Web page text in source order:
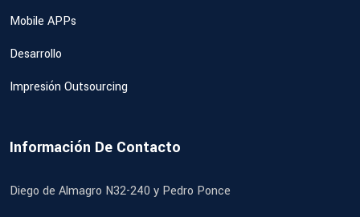
Mobile APPs
Desarrollo
Impresión Outsourcing
Información De Contacto
Diego de Almagro N32-240 y Pedro Ponce